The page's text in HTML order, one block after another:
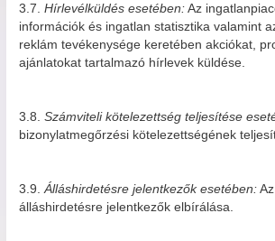
3.7. Hírlevélküldés esetében:Az
információk és ingatlan statisztika valamint
reklám tevékenysége keretében akciókat,
ajánlatokat tartalmazó hírlevek küldése.
3.8. Számviteli kötelezettség teljesítése
bizonylatmegőrzési kötelezettségének
3.9.Álláshirdetésre jelentkezők esetében:
álláshirdetésre jelentkezők elbírálása.